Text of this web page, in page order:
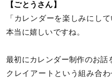
【ごとうさん】
「カレンダーを楽しみにし
本当に嬉しいですね。
最初にカレンダー制作のお話
クレイアートという組み合